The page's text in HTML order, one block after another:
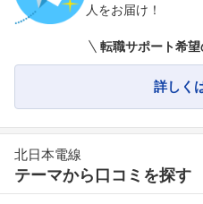
人をお届け！
転職サポート希
詳しく
北日本電線
テーマから口コミを探す